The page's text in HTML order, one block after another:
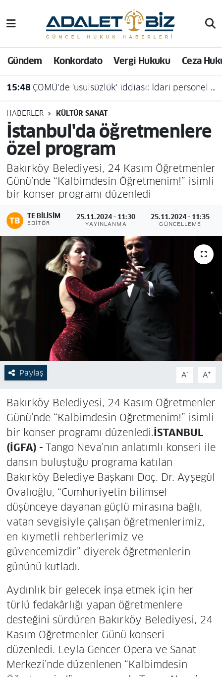
Gündem Konkordato Vergi Hukuku Ceza
15:48 ÇOMÜ'de 'usulsüzlük' iddiası: İdari personel açığa alındı
HABERLER KÜLTÜR SANAT
İstanbul'da öğretmenlere
özel program
Bakırköy Belediyesi, 24 Kasım Öğretmenler
Günü’nde “Kalbimdesin Öğretmenim!” isimli
bir konser programı düzenledi
TE BILISIM
EDITÖR
25.11.2024 - 11:30
YAYINLANMA
25.11.2024 - 11:35
GÜNCELLEME
Paylaş A- A+
Bakırköy Belediyesi, 24 Kasım Öğretmenler
Günü’nde “Kalbimdesin Öğretmenim!” isimli
bir konser programı düzenledi.İSTANBUL
(İGFA) - Tango Neva’nın anlatımlı konseri ile
dansın buluştuğu programa katılan
Bakırköy Belediye Başkanı Doç. Dr. Ayşegül
Ovalıoğlu, “Cumhuriyetin bilimsel
düşünceye dayanan güçlü mirasına bağlı,
vatan sevgisiyle çalışan öğretmenlerimiz,
en kıymetli rehberlerimiz ve
güvencemizdir” diyerek öğretmenlerin
gününü kutladı.
Aydınlık bir gelecek inşa etmek için her
türlü fedakârlığı yapan öğretmenlere
desteğini sürdüren Bakırköy Belediyesi, 24
Kasım Öğretmenler Günü konseri
düzenledi. Leyla Gencer Opera ve Sanat
Merkezi’nde düzenlenen “Kalbimdesin
Hava Durumu
Trafik Durumu
Süper Lig Puan Durumu ve Fikstür
Tüm Manşetler
Son Dakika Haberleri
Haber Arşivi